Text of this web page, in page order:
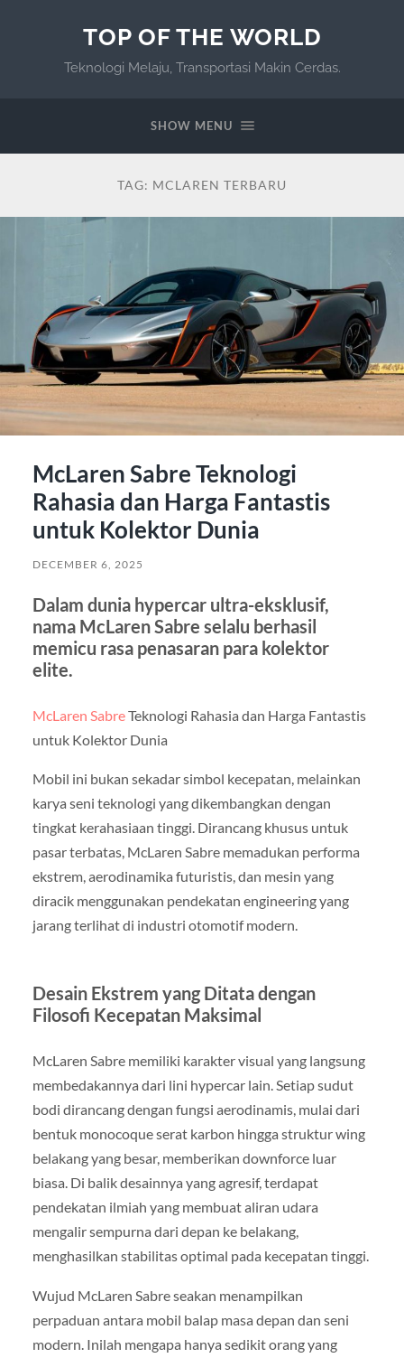
TOP OF THE WORLD
Teknologi Melaju, Transportasi Makin Cerdas.
SHOW MENU
TAG: MCLAREN TERBARU
McLaren Sabre Teknologi
Rahasia dan Harga Fantastis
untuk Kolektor Dunia
DECEMBER 6, 2025
Dalam dunia hypercar ultra-eksklusif,
nama McLaren Sabre selalu berhasil
memicu rasa penasaran para kolektor
elite.
McLaren SabreTeknologi Rahasia dan Harga Fantastis
untuk Kolektor Dunia
Mobil ini bukan sekadar simbol kecepatan, melainkan
karya seni teknologi yang dikembangkan dengan
tingkat kerahasiaan tinggi. Dirancang khusus untuk
pasar terbatas, McLaren Sabre memadukan performa
ekstrem, aerodinamika futuristis, dan mesin yang
diracik menggunakan pendekatan engineering yang
jarang terlihat di industri otomotif modern.
Desain Ekstrem yang Ditata dengan
Filosofi Kecepatan Maksimal
McLaren Sabre memiliki karakter visual yang langsung
membedakannya dari lini hypercar lain. Setiap sudut
bodi dirancang dengan fungsi aerodinamis, mulai dari
bentuk monocoque serat karbon hingga struktur wing
belakang yang besar, memberikan downforce luar
biasa. Di balik desainnya yang agresif, terdapat
pendekatan ilmiah yang membuat aliran udara
mengalir sempurna dari depan ke belakang,
menghasilkan stabilitas optimal pada kecepatan tinggi.
Wujud McLaren Sabre seakan menampilkan
perpaduan antara mobil balap masa depan dan seni
modern. Inilah mengapa hanya sedikit orang yang